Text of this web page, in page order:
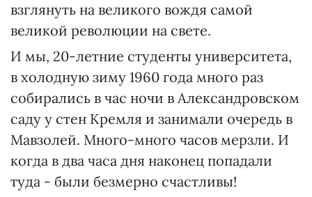
взглянуть на великого вождя самой
великой революции на свете.
И мы, 20-летние студенты университета,
в холодную зиму 1960 года много раз
собирались в час ночи в Александровском
саду у стен Кремля и занимали очередь в
Мавзолей. Много-много часов мерзли. И
когда в два часа дня наконец попадали
туда - были безмерно счастливы!